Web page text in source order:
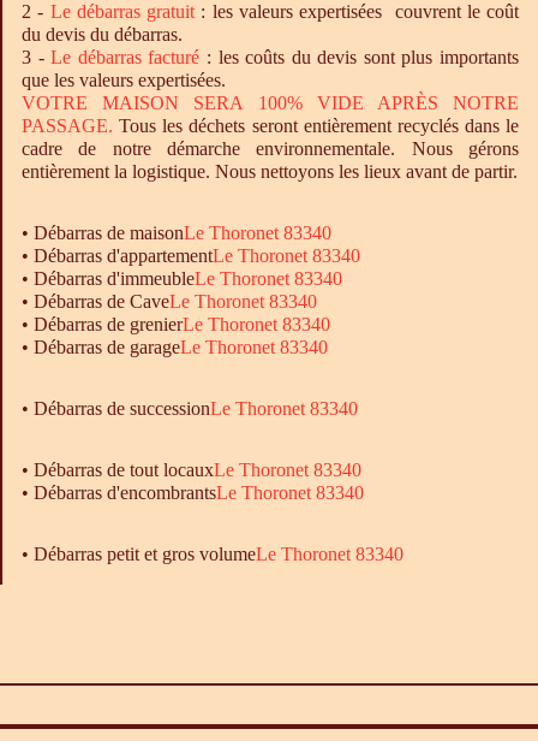
2 - Le débarrasgratuit : les valeurs expertisées couvrent le coût
du devis du débarras.
3 -Le débarrasfacturé : les coûts du devis sont plus importants
que les valeurs expertisées.
VOTRE MAISON SERA 100% VIDE APRÈS NOTRE
PASSAGE. Tous les déchets seront entièrement recyclés dans le
cadre de notre démarche environnementale. Nous gérons
entièrement la logistique. Nous nettoyons les lieux avant de partir.
• Débarras de maisonLe Thoronet 83340
• Débarras d'appartementLe Thoronet 83340
• Débarras d'immeubleLe Thoronet 83340
• Débarras de CaveLe Thoronet 83340
• Débarras de grenierLe Thoronet 83340
• Débarras de garageLe Thoronet 83340
• Débarras de successionLe Thoronet 83340
• Débarras de tout locauxLe Thoronet 83340
• Débarras d'encombrantsLe Thoronet 83340
• Débarras petit et gros volumeLe Thoronet 83340